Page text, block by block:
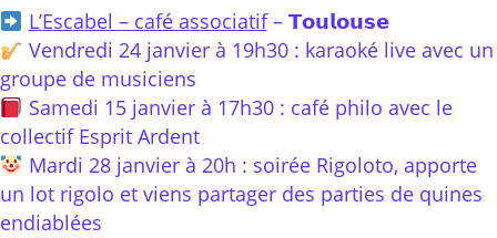
L’Escabel – café associatif– 𝗧𝗼𝘂𝗹𝗼𝘂𝘀𝗲
Vendredi 24 janvier à 19h30 : karaoké live avec un
groupe de musiciens
Samedi 15 janvier à 17h30 : café philo avec le
collectif Esprit Ardent
Mardi 28 janvier à 20h : soirée Rigoloto, apporte
un lot rigolo et viens partager des parties de quines
endiablées